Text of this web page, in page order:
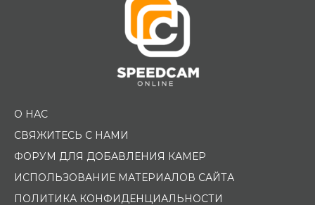
О НАС
СВЯЖИТЕСЬ С НАМИ
ФОРУМ ДЛЯ ДОБАВЛЕНИЯ КАМЕР
ИСПОЛЬЗОВАНИЕ МАТЕРИАЛОВ САЙТА
ПОЛИТИКА КОНФИДЕНЦИАЛЬНОСТИ